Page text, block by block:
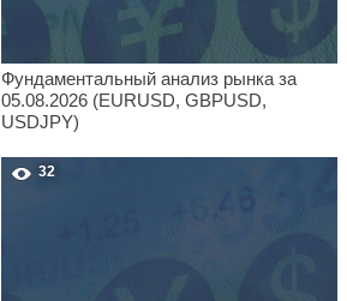
Фундаментальный анализ рынка за
05.08.2026 (EURUSD, GBPUSD,
USDJPY)
32